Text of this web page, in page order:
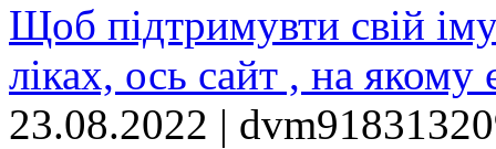
Щоб підтримувти свій
ліках, ось сайт , на якому
23.08.2022 |